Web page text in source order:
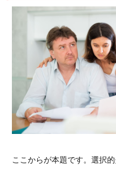
2.2
2. 家
族の
一体
感が
弱ま
るの
では
ない
いう
ここからが本題です。選択